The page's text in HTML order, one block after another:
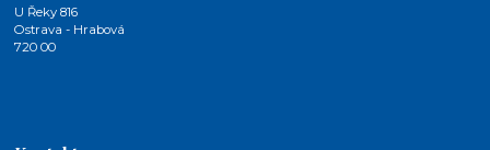
U Řeky 816
Ostrava - Hrabová
720 00